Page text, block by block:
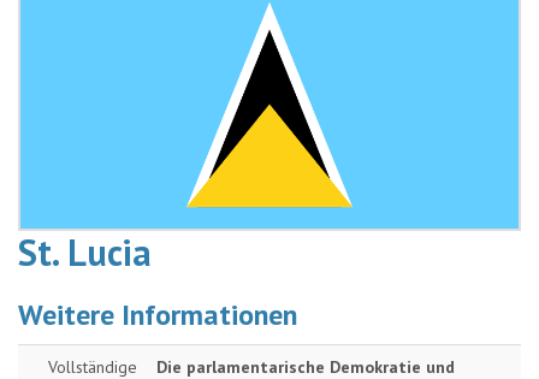
St. Lucia
Weitere Informationen
Vollständige
Die parlamentarische Demokratie und